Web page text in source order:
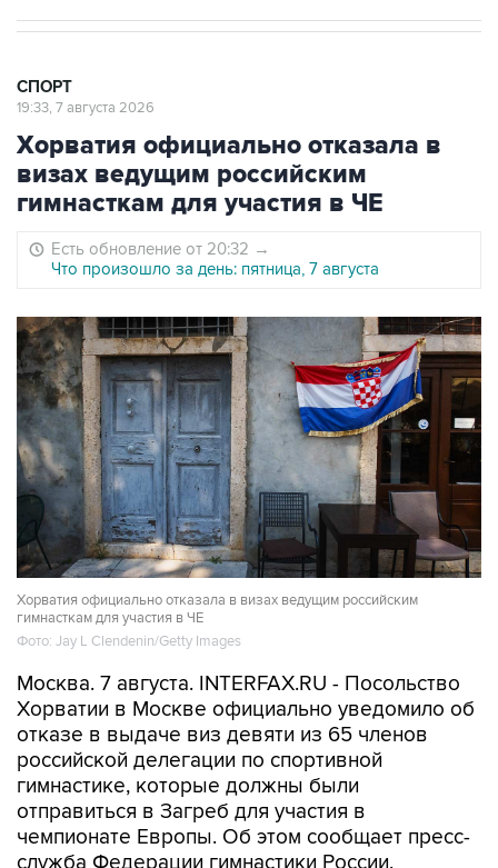
СПОРТ
19:33, 7 августа 2026
Хорватия официально отказала в
визах ведущим российским
гимнасткам для участия в ЧЕ
Есть обновление от 20:32 →
Что произошло за день: пятница, 7 августа
Хорватия официально отказала в визах ведущим российским
гимнасткам для участия в ЧЕ
Фото: Jay L Clendenin/Getty Images
Москва. 7 августа. INTERFAX.RU - Посольство
Хорватии в Москве официально уведомило об
отказе в выдаче виз девяти из 65 членов
российской делегации по спортивной
гимнастике, которые должны были
отправиться в Загреб для участия в
чемпионате Европы. Об этом сообщает пресс-